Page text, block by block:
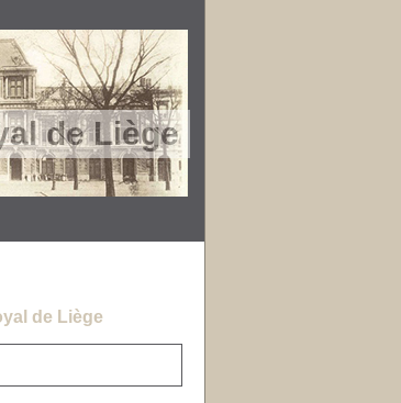
de Liège
de Liège